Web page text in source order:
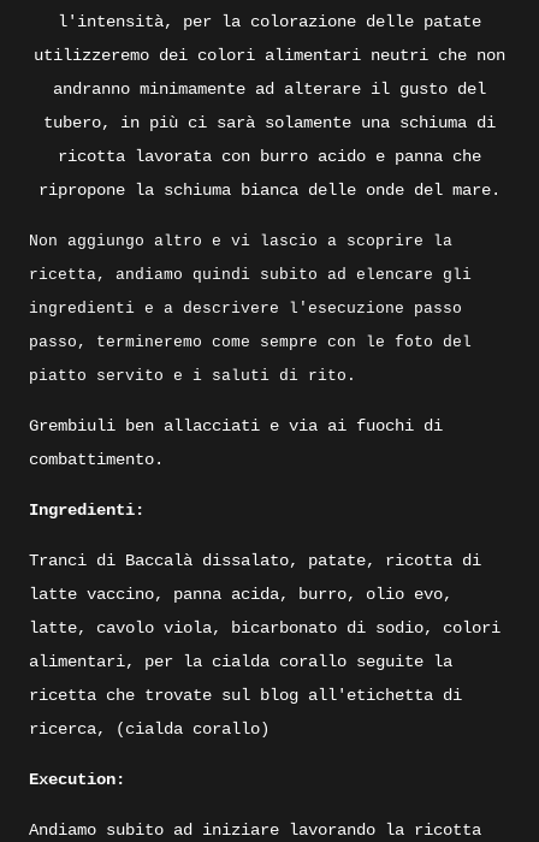
l'intensità, per la colorazione delle patate
utilizzeremo dei colori alimentari neutri che non
andranno minimamente ad alterare il gusto del
tubero, in più ci sarà solamente una schiuma di
ricotta lavorata con burro acido e panna che
ripropone la schiuma bianca delle onde del mare.
Non aggiungo altro e vi lascio a scoprire la
ricetta, andiamo quindi subito ad elencare gli
ingredienti e a descrivere l'esecuzione passo
passo, termineremo come sempre con le foto del
piatto servito e i saluti di rito.
Grembiuli ben allacciati e via ai fuochi di
combattimento.
Ingredienti:
Tranci di Baccalà dissalato, patate, ricotta di
latte vaccino, panna acida, burro, olio evo,
latte, cavolo viola, bicarbonato di sodio, colori
alimentari, per la cialda corallo seguite la
ricetta che trovate sul blog all'etichetta di
ricerca, (cialda corallo)
Execution:
Andiamo subito ad iniziare lavorando la ricotta